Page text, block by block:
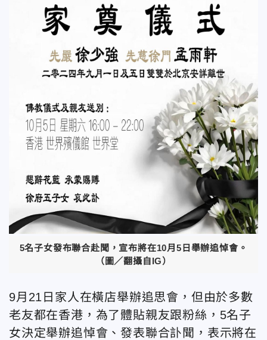
5名子女發布聯合赴聞，宣布將在10月5日舉辦追悼會。
（圖／翻攝自IG）
9月21日家人在橫店舉辦追思會，但由於多數
老友都在香港，為了體貼親友跟粉絲，5名子
女決定舉辦追悼會、發表聯合訃聞，表示將在